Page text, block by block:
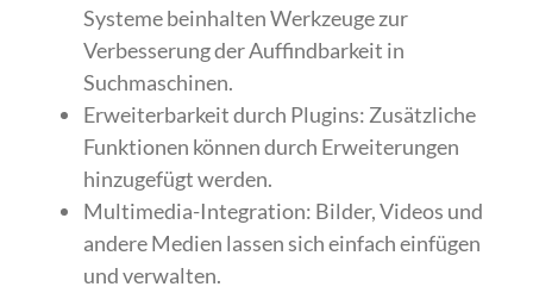
Systeme beinhalten Werkzeuge zur
Verbesserung der Auffindbarkeit in
Suchmaschinen.
Erweiterbarkeit durch Plugins: Zusätzliche
Funktionen können durch Erweiterungen
hinzugefügt werden.
Multimedia-Integration: Bilder, Videos und
andere Medien lassen sich einfach einfügen
und verwalten.